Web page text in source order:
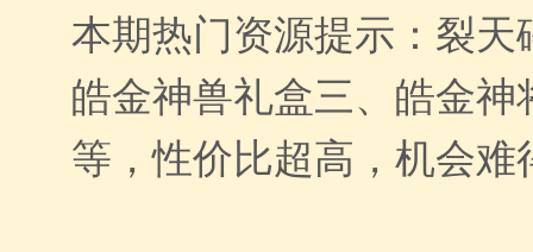
本期热门资源提示：裂天
皓金神兽礼盒三、皓金
等，性价比超高，机会